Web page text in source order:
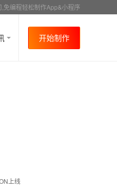
免编程轻松制作App&小程序
开始制作